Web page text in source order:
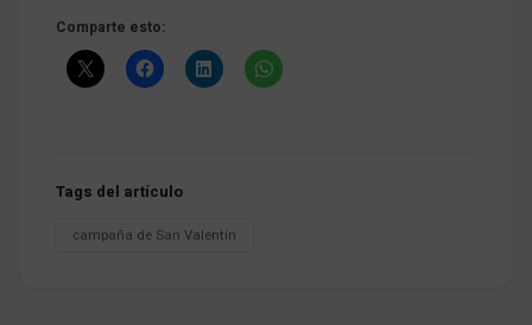
Comparte esto:
Tags del artículo
campaña de San Valentín